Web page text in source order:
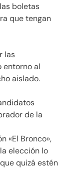
boletas
que tengan
las
entorno al
aislado.
de la
«El Bronco»,
elección lo
quizá estén